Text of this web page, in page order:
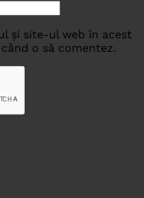
și site-ul web în acest
o să comentez.